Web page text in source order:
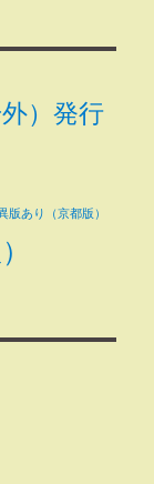
）発行
版あり（京都版）